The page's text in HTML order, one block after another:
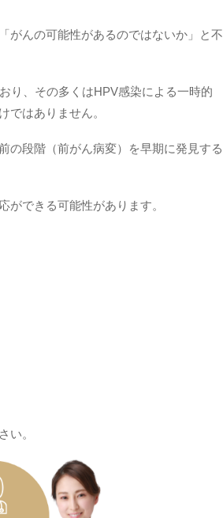
がんの可能性があるのではないか」と不
り、その多くはHPV感染による一時的
ではありません。
の段階（前がん病変）を早期に発見する
ができる可能性があります。
い。